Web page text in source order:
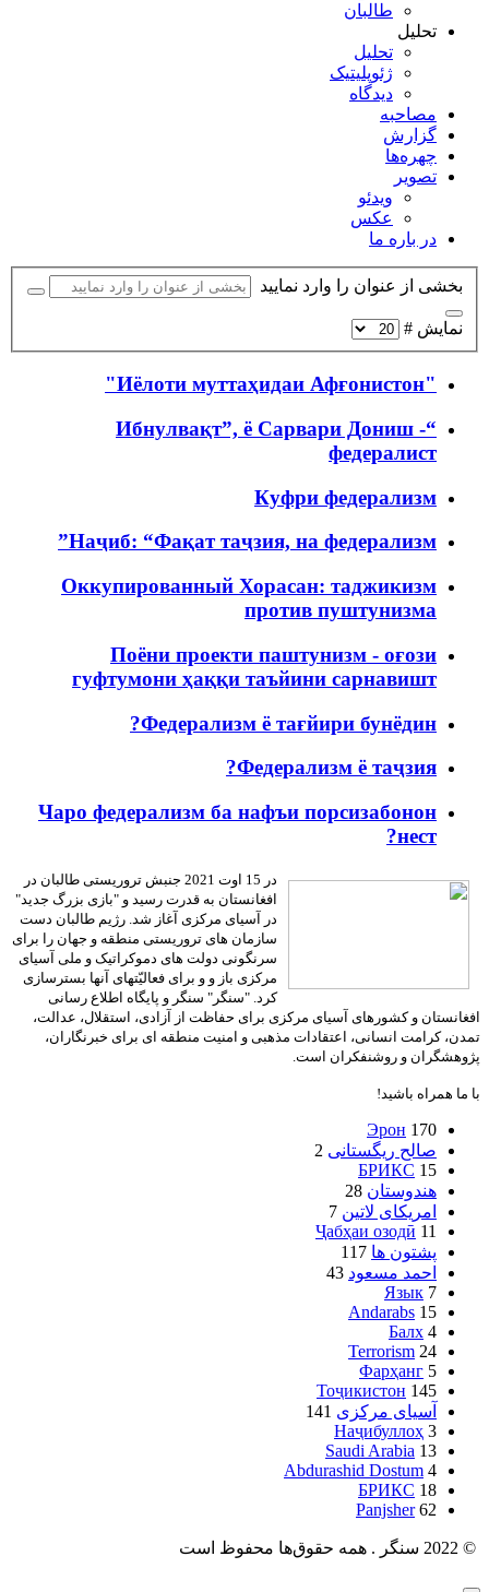
طالبان
تحلیل
تحلیل
ژئوپلیتیک
دیدگاه
مصاحبه
گزارش
چهره‌ها
تصویر
ویدئو
عکس
در باره ما
بخشی از عنوان را وارد نمایید
نمایش #
"Иёлоти муттаҳидаи Афғонистон"
“Ибнулвақт”, ё Сарвари Дониш -
федералист
Куфри федерализм
Наҷиб: “Фақат таҷзия, на федерализм”
Оккупированный Хорасан: таджикизм
против пуштунизма
Поёни проекти паштунизм - оғози
гуфтумони ҳаққи таъйини сарнавишт
Федерализм ё тағйири бунёдин?
Федерализм ё таҷзия?
Чаро федерализм ба нафъи порсизабонон
нест?
در 15 اوت 2021 جنبش تروریستی طالبان در
افغانستان به قدرت رسید و "بازی بزرگ جدید"
در آسیای مرکزی آغاز شد. رژیم طالبان دست
سازمان های تروریستی منطقه و جهان را برای
سرنگونی دولت های دموکراتیک و ملی آسیای
مرکزی باز و و برای فعالیّتهای آنها بسترسازی
کرد. "سنگر" سنگر و پایگاه اطلاع رسانی
افغانستان و کشورهای آسیای مرکزی برای حفاظت از آزادی، استقلال، عدالت،
تمدن، کرامت انسانی، اعتقادات مذهبی و امنیت منطقه ای برای خبرنگاران،
پژوهشگران و روشنفکران است.
با ما همراه باشید!
Эрон 170
صالح ریگستانی 2
БРИКС 15
هندوستان 28
امریکای لاتین 7
Ҷабҳаи озодӣ 11
پشتون ها 117
احمد مسعود 43
Язык 7
Andarabs 15
Балх 4
Terrorism 24
Фарҳанг 5
Тоҷикистон 145
آسیای مرکزی 141
Наҷибуллоҳ 3
Saudi Arabia 13
Abdurashid Dostum 4
БРИКС 18
Panjsher 62
© 2022 سنگر . همه حقوق‌ها محفوظ است